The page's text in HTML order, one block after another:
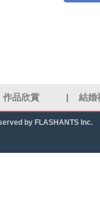
作品欣賞 結婚
by FLASHANTS Inc.